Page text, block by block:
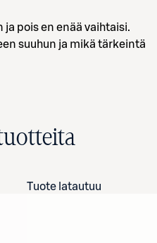
ja pois en enää vaihtaisi.
suuhun ja mikä tärkeintä
Tuote latautuu